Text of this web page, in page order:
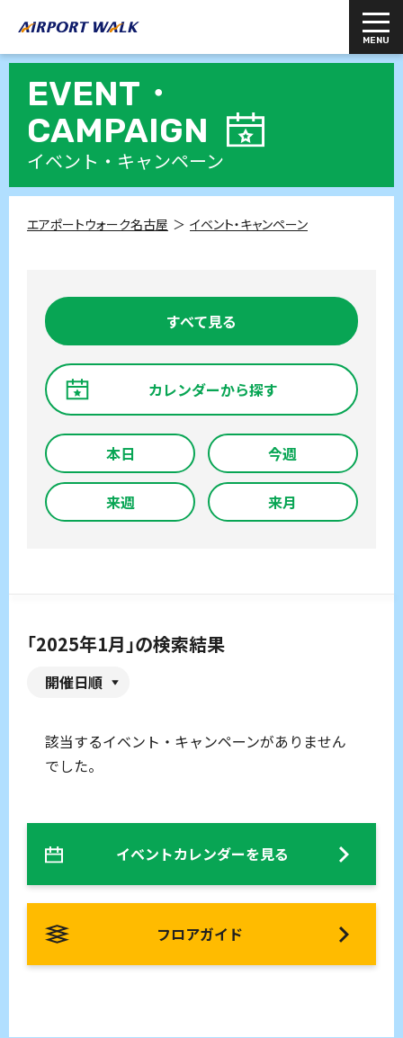
EVENT・
CAMPAIGN
イベント・キャンペーン
エアポートウォーク名古屋 イベント・キャンペーン
すべて見る
カレンダーから探す
本日 今週
来週 来月
「2025年1月」の検索結果
開催日順
該当するイベント・キャンペーンがありません
でした。
イベントカレンダーを見る
フロアガイド